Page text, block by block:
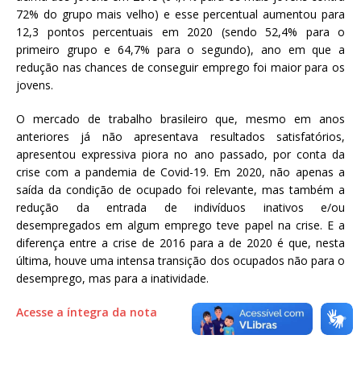
72% do grupo mais velho) e esse percentual aumentou para
12,3 pontos percentuais em 2020 (sendo 52,4% para o
primeiro grupo e 64,7% para o segundo), ano em que a
redução nas chances de conseguir emprego foi maior para os
jovens.
O mercado de trabalho brasileiro que, mesmo em anos
anteriores já não apresentava resultados satisfatórios,
apresentou expressiva piora no ano passado, por conta da
crise com a pandemia de Covid-19. Em 2020, não apenas a
saída da condição de ocupado foi relevante, mas também a
redução da entrada de indivíduos inativos e/ou
desempregados em algum emprego teve papel na crise. E a
diferença entre a crise de 2016 para a de 2020 é que, nesta
última, houve uma intensa transição dos ocupados não para o
desemprego, mas para a inatividade.
Acesse a íntegra da nota